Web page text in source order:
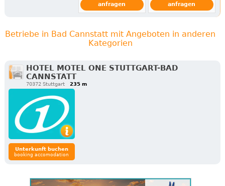
anfragen
anfragen
Betriebe in Bad Cannstatt mit Angeboten in anderen
Kategorien
HOTEL MOTEL ONE STUTTGART-BAD
CANNSTATT
70372 Stuttgart 235 m
Unterkunft buchen
booking accomodation